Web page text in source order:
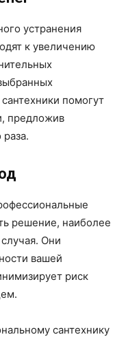
устранения
к увеличению
помогут
предложив
решение, наиболее
Они
вашей
риск
сантехнику